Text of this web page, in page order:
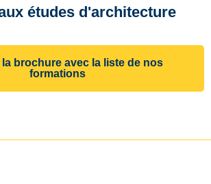
études d'architecture
la brochure avec la liste de nos
formations